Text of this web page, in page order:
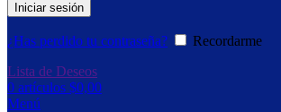
Iniciar sesión
¿Has perdido tu contraseña?
Recordarme
Lista de Deseos
0 artículos $0,00
Menú